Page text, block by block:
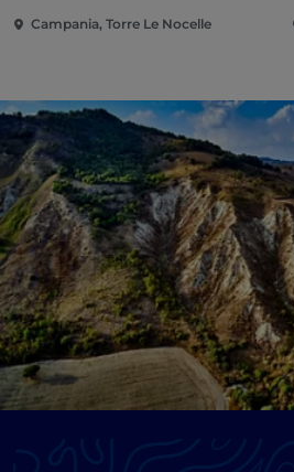
Campania, Torre Le Nocelle